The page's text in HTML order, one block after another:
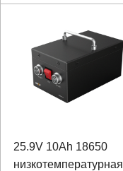
25.9V 10Ah 18650
низкотемпературная